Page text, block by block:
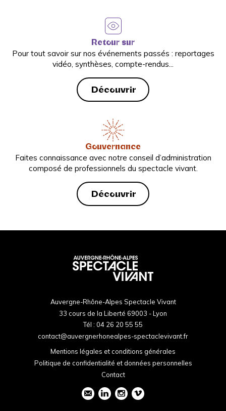
Retour sur
Pour tout savoir sur nos événements passés : reportages
vidéo, synthèses, compte-rendus...
Découvrir
Gouvernance
Faites connaissance avec notre conseil d’administration
composé de professionnels du spectacle vivant.
Découvrir
Auvergne-Rhône-Alpes Spectacle Vivant
33 cours de la Liberté 69003 - Lyon
Tél : 04 26 20 55 55
contact@auvergnerhonealpes-spectaclevivant.fr
Mentions légales et conditions générales
Politique de confidentialité et données personnelles
Contact